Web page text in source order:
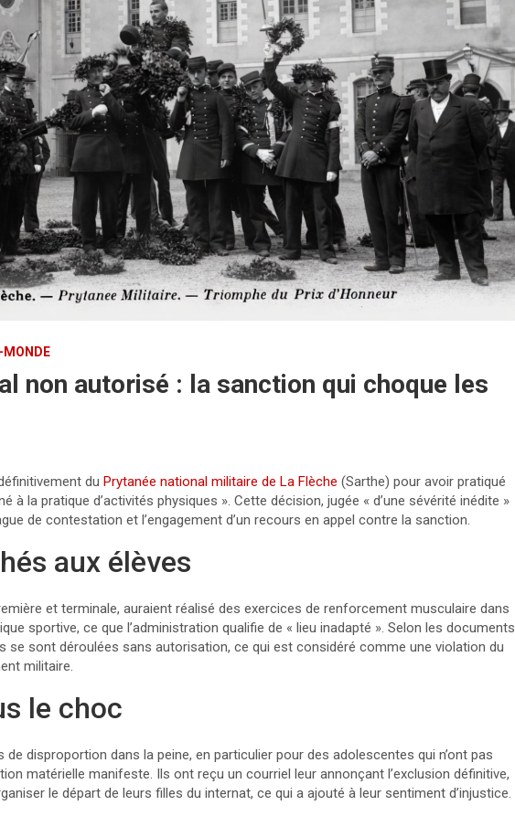
MONDE
non autorisé : la sanction qui choque les
du Prytanée national militaire de La Flèche (Sarthe) pour avoir pratiqué
à la pratique d’activités physiques ». Cette décision, jugée « d’une sévérité inédite »
de contestation et l’engagement d’un recours en appel contre la sanction.
aux élèves
et terminale, auraient réalisé des exercices de renforcement musculaire dans
sportive, ce que l’administration qualifie de « lieu inadapté ». Selon les documents
se sont déroulées sans autorisation, ce qui est considéré comme une violation du
militaire.
le choc
disproportion dans la peine, en particulier pour des adolescentes qui n’ont pas
matérielle manifeste. Ils ont reçu un courriel leur annonçant l’exclusion définitive,
le départ de leurs filles du internat, ce qui a ajouté à leur sentiment d’injustice.